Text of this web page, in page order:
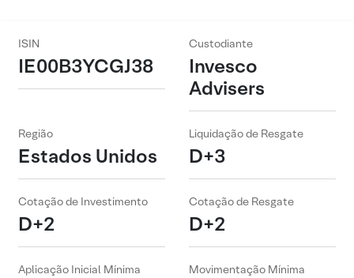
ISIN
IE00B3YCGJ38
Custodiante
Invesco
Advisers
Região
Estados Unidos
Liquidação de Resgate
D+3
Cotação de Investimento
D+2
Cotação de Resgate
D+2
Aplicação Inicial Mínima Movimentação Mínima